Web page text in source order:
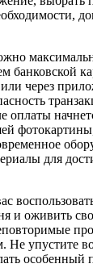
банковской
через
оплаты
для
и оживить
Не упустите
особенный